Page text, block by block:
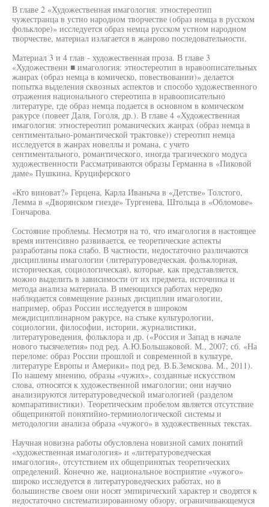
В главе 2 «Художественная имагология: этностереотип
чужестранца в устно народном творчестве (образ немца в русском
фольклоре)» исследуется образ немца русском устном народном
творчестве, материал излагается в жанрово последовательности.
Материал 3 и 4 глав - художественная проза. В главе 3
«Художественн ■ имагология: этностереотип в нравоописательных
жанрах (образ немца в комическо, повествовании)» делается
попытка выделения сквозных аспектов и способо художественного
отражения национального стереотипа в нравоописательно
литературе, где образ немца подается в основном в комическом
ракурсе (повеет Даля, Гоголя, др.). В главе 4 «Художественная
имагология: этностереотип романических жанрах (образ немца в
сентиментально-романтической трактовке)) стереотип немца
исследуется в жанрах новеллы и романа, с учето
сентиментального, романтического, иногда трагического модуса
художественности Рассматриваются образы Германна в «Пиковой
даме» Пушкина, Круциферского
«Кто виноват?» Герцена, Карла Иваныча в «Детстве» Толстого,
Лемма в «Дворянском гнезде» Тургенева, Штольца в «Обломове»
Гончарова.
Состояние проблемы. Несмотря на то, что имагология в настоящее
время интенсивно развивается, ее теоретические аспекты
разработаны пока слабо. В частности, недостаточно различаются
дисциплины имагологии (литературоведческая, фольклорная,
историческая, социологическая), которые, как представляется,
можно выделить в зависимости от их предмета, источника и
метода анализа материала. В имеющихся работах нередко
наблюдается совмещение разных дисциплин имагологии,
например, образ России исследуется в широком
междисциплинарном ракурсе, на стыке культурологии,
социологии, философии, истории, журналистики,
литературоведения, фольклора и др. («Россия и Запад в начале
нового тысячелетия» под ред. А.Ю.Большаковой. М., 2007; сб. «На
переломе: образ России прошлой и современной в культуре,
литературе Европы и Америки» под ред. В.Б.Земскова. М., 2011).
По нашему мнению, образы «чужих», созданные искусством
слова, относятся к художественной имагологии; они научно
анализируются литературоведческой имагологией (разделом
компаративистики). Теоретическим пробелом является отсутствие
общепринятой понятийно-терминологической системы и
методологии анализа образа «чужого» в художественных текстах.
Научная новизна работы обусловлена новизной самих понятий
«художественная имагология» и «литературоведческая
имагология», отсутствием их общепринятых теоретических
определений. Конечно же, национальное восприятие «чужого»
широко исследуется в литературоведческих работах, но в
большинстве своем они носят эмпирический характер и сводятся к
недостаточно систематизированному обзору, ограничивающемуся